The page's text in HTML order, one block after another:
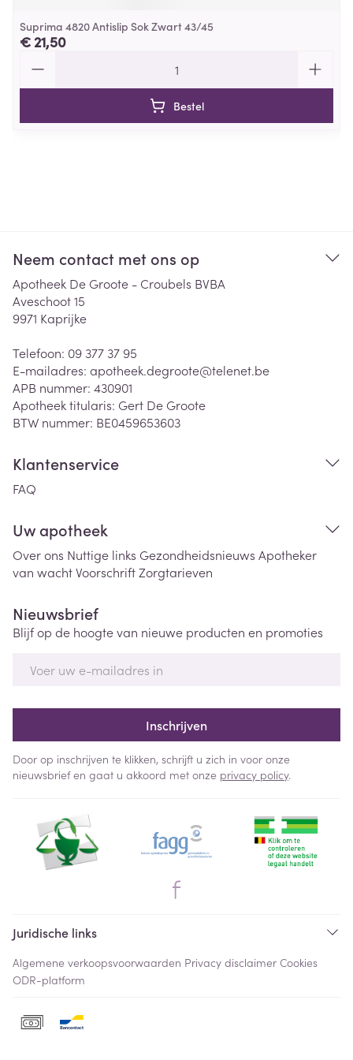
Suprima 4820 Antislip Sok Zwart 43/45
€ 21,50
Bestel
Neem contact met ons op
Apotheek De Groote - Croubels BVBA
Aveschoot 15
9971 Kaprijke
Telefoon: 09 377 37 95
E-mailadres: apotheek.degroote@telenet.be
APB nummer: 430901
Apotheek titularis: Gert De Groote
BTW nummer: BE0459653603
Klantenservice
FAQ
Uw apotheek
Over ons Nuttige links Gezondheidsnieuws Apotheker
van wachtVoorschriftZorgtarieven
Nieuwsbrief
Blijf op de hoogte van nieuwe producten en promoties
Inschrijven
Door op inschrijven te klikken, schrijft u zich in voor onze
nieuwsbrief en gaat u akkoord met onze privacy policy.
Juridische links
Algemene verkoopsvoorwaarden Privacy disclaimer Cookies
ODR-platform